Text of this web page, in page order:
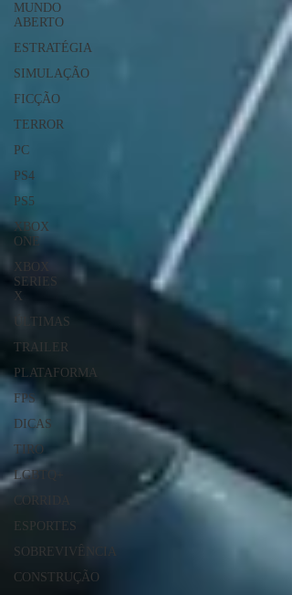
MUNDO
ABERTO
ESTRATÉGIA
SIMULAÇÃO
FICÇÃO
TERROR
PC
PS4
PS5
XBOX
ONE
XBOX
SERIES
X
ÚLTIMAS
TRAILER
PLATAFORMA
FPS
DICAS
TIRO
LGBTQ+
CORRIDA
ESPORTES
SOBREVIVÊNCIA
CONSTRUÇÃO